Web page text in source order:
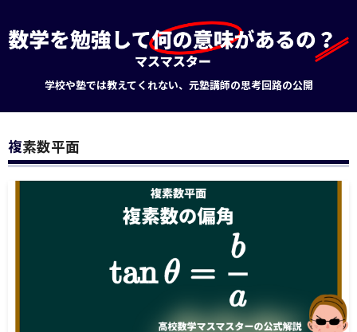
学校や塾では教えてくれない、元塾講師の思考回路の公開
複素数平面